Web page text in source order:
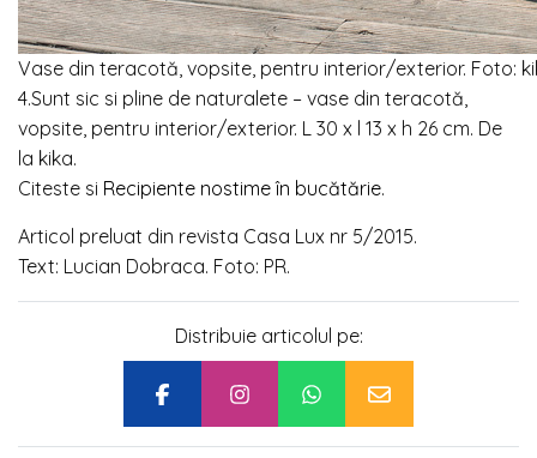
Vase din teracotă, vopsite, pentru interior/exterior. Foto:
4.Sunt sic si pline de naturalete – vase din teracotă,
vopsite, pentru interior/exterior. L 30 x l 13 x h 26 cm. De
la kika.
Citeste si Recipiente nostime în bucătărie.
Articol preluat din revista Casa Lux nr 5/2015.
Text: Lucian Dobraca. Foto: PR.
Distribuie articolul pe: